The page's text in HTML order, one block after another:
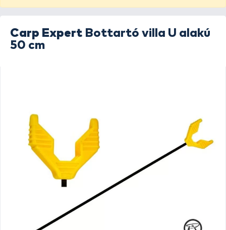
Carp Expert Bottartó villa U alakú
50 cm